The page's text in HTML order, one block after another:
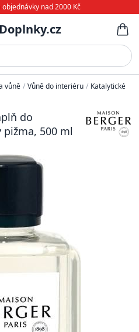
nad 2000 Kč
vůně / Vůně do interiéru / Katalytické
do
500 ml